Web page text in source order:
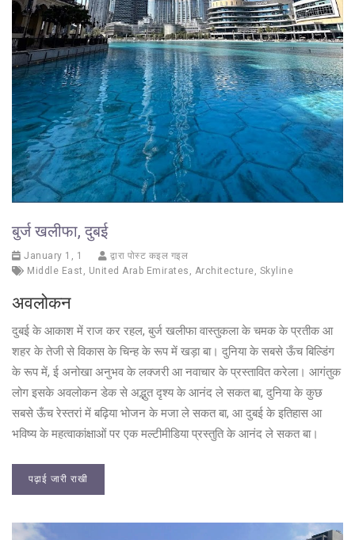
बुर्ज खलीफा, दुबई
January 1, 1
द्वारा पोस्ट कइल गइल
Middle East , United Arab Emirates , Architecture, Skyline
अवलोकन
दुबई के आकाश में राज कर रहल, बुर्ज खलीफा वास्तुकला के चमक के प्रतीक आ
शहर के तेजी से विकास के चिन्ह के रूप में खड़ा बा। दुनिया के सबसे ऊँच बिल्डिंग
के रूप में, ई अनोखा अनुभव के लक्जरी आ नवाचार के प्रस्तावित करेला। आगंतुक
लोग इसके अवलोकन डेक से अद्भुत दृश्य के आनंद ले सकत बा, दुनिया के कुछ
सबसे ऊँच रेस्तरां में बढ़िया भोजन के मजा ले सकत बा, आ दुबई के इतिहास आ
भविष्य के महत्वाकांक्षाओं पर एक मल्टीमीडिया प्रस्तुति के आनंद ले सकत बा।
पढ़ाई जारी राखी